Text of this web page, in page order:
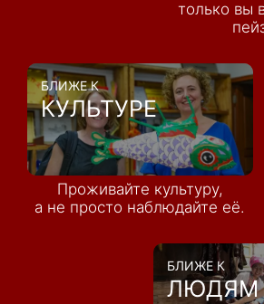
только вы
БЛИЖЕ К
КУЛЬТУРЕ
Проживайте культуру,
а не просто наблюдайте её.
БЛИЖЕ К
ЛЮДЯМ